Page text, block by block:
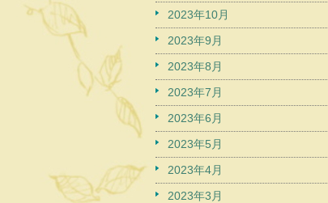
2023年10月
2023年9月
2023年8月
2023年7月
2023年6月
2023年5月
2023年4月
2023年3月